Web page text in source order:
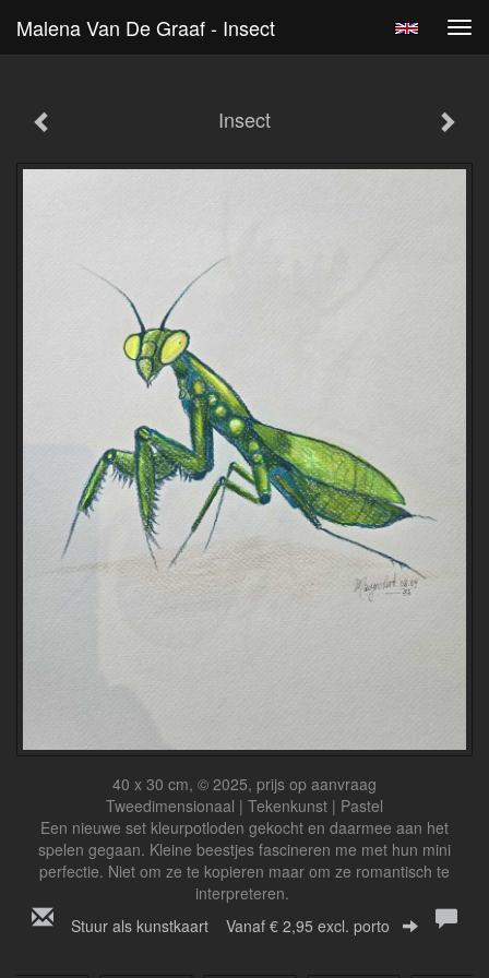
Malena Van De Graaf - Insect
Insect
40 x 30 cm, © 2025, prijs op aanvraag
Tweedimensionaal | Tekenkunst | Pastel
Een nieuwe set kleurpotloden gekocht en daarmee aan het
spelen gegaan. Kleine beestjes fascineren me met hun mini
perfectie. Niet om ze te kopieren maar om ze romantisch te
interpreteren.
Stuur als kunstkaart Vanaf € 2,95 excl. porto